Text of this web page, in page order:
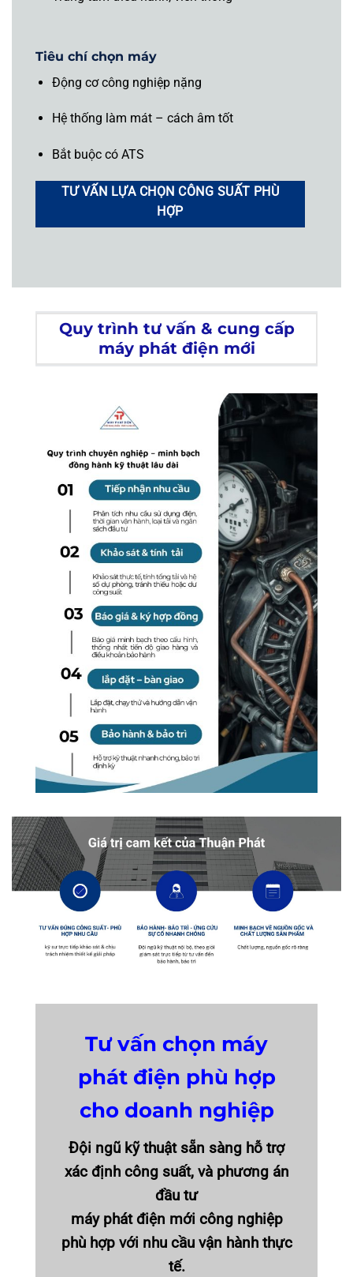
Tiêu chí chọn máy
Động cơ công nghiệp nặng
Hệ thống làm mát – cách âm tốt
Bắt buộc có ATS
TƯ VẤN LỰA CHỌN CÔNG SUẤT PHÙ
HỢP
Quy trình tư vấn & cung cấp
máy phát điện mới
Tư vấn chọn máy
phát điện phù hợp
cho doanh nghiệp
Đội ngũ kỹ thuật sẵn sàng hỗ trợ
xác định công suất, và phương án
đầu tư
máy phát điện mới công nghiệp
phù hợp với nhu cầu vận hành thực
tế.